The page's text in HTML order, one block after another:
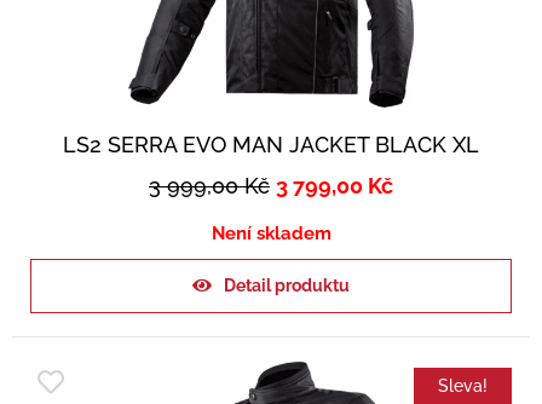
LS2 SERRA EVO MAN JACKET BLACK XL
3 999,00Kč 3 799,00 Kč
Není skladem
Detail produktu
Sleva!